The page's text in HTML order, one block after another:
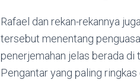
Rafael dan rekan-rekannya
tersebut menentang
penerjemahan jelas berada di
Pengantar yang paling